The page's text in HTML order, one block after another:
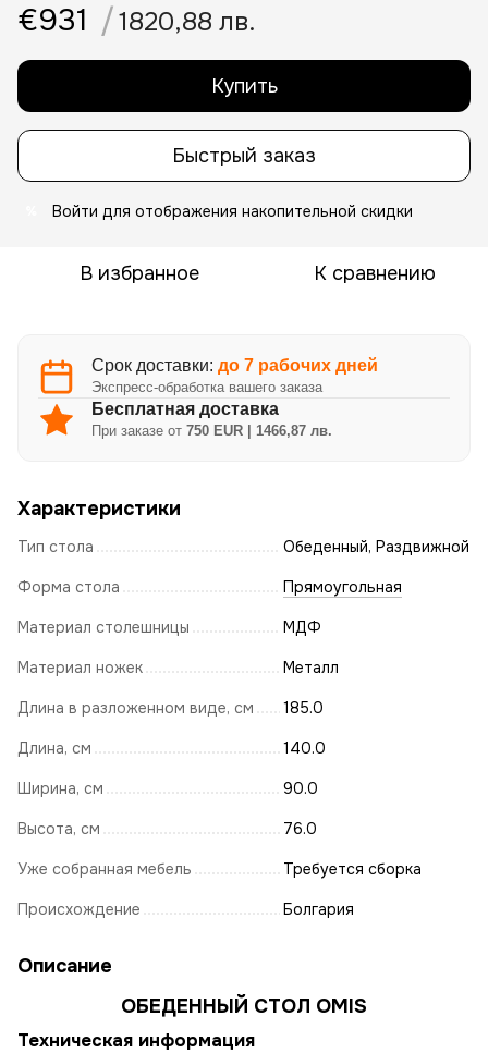
€931 /1820,88 лв.
Купить
Быстрый заказ
Войти для отображения накопительной скидки
В избранное К сравнению
Срок доставки: до 7 рабочих дней
Экспресс-обработка вашего заказа
Бесплатная доставка
При заказе от 750 EUR | 1466,87 лв.
Характеристики
Тип стола Обеденный, Раздвижной
Форма стола Прямоугольная
Материал столешницы МДФ
Материал ножек Металл
Длина в разложенном виде, см 185.0
Длина, см 140.0
Ширина, см 90.0
Высота, см 76.0
Уже собранная мебель Требуется сборка
Происхождение Болгария
Описание
ОБЕДЕННЫЙ СТОЛ OMIS
Техническая информация